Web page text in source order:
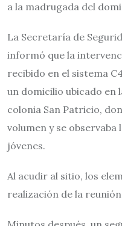
a la madrugada del
La Secretaría de
informó que la
recibido en el sistema
un domicilio ubicado en
colonia San Patricio,
volumen y se
jóvenes.
Al acudir al sitio, los
realización de la